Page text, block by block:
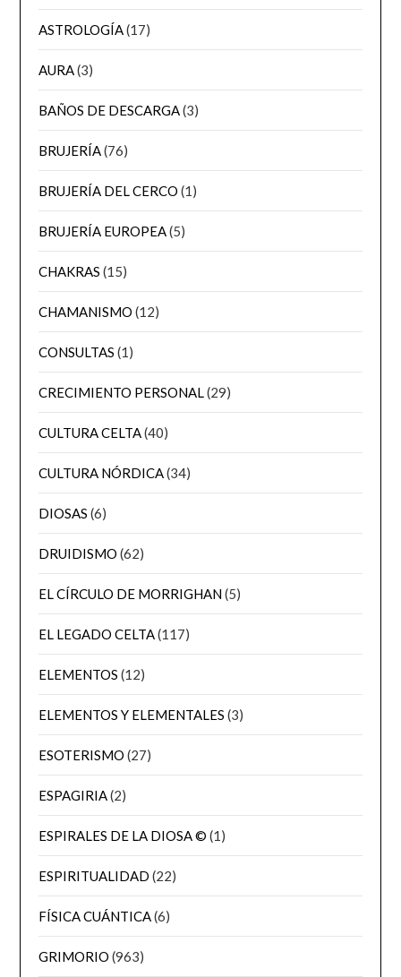
ASTROLOGÍA(17)
AURA(3)
BAÑOS DE DESCARGA(3)
BRUJERÍA(76)
BRUJERÍA DEL CERCO (1)
BRUJERÍA EUROPEA(5)
CHAKRAS (15)
CHAMANISMO (12)
CONSULTAS (1)
CRECIMIENTO PERSONAL(29)
CULTURA CELTA(40)
CULTURA NÓRDICA(34)
DIOSAS (6)
DRUIDISMO (62)
EL CÍRCULO DE MORRIGHAN(5)
EL LEGADO CELTA(117)
ELEMENTOS (12)
ELEMENTOS Y ELEMENTALES (3)
ESOTERISMO (27)
ESPAGIRIA(2)
ESPIRALES DE LA DIOSA © (1)
ESPIRITUALIDAD (22)
FÍSICA CUÁNTICA(6)
GRIMORIO (963)